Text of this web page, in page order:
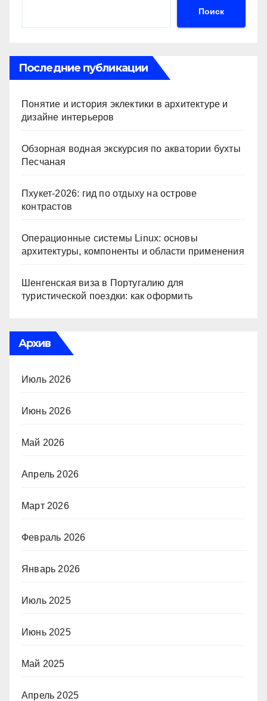
ki
ть
Поиск
Последние публикации
Понятие и история эклектики в архитектуре и
дизайне интерьеров
Обзорная водная экскурсия по акватории бухты
Песчаная
Пхукет-2026: гид по отдыху на острове
контрастов
Операционные системы Linux: основы
архитектуры, компоненты и области применения
Шенгенская виза в Португалию для
туристической поездки: как оформить
Архив
Июль 2026
Июнь 2026
Май 2026
Апрель 2026
Март 2026
Февраль 2026
Январь 2026
Июль 2025
Июнь 2025
Май 2025
Апрель 2025